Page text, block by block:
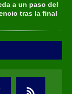
a un paso del
tras la final